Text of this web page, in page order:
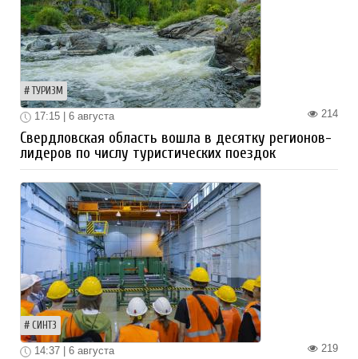
ТУРИЗМ
214
17:15 | 6 августа
Свердловская область вошла в десятку регионов-
лидеров по числу туристических поездок
СИНТЗ
219
14:37 | 6 августа